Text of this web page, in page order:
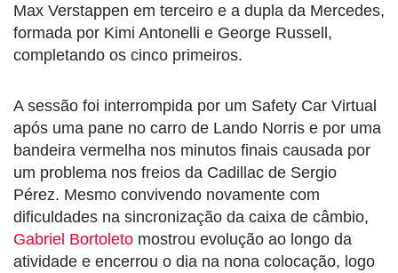
Max Verstappen em terceiro e a dupla da Mercedes,
formada por Kimi Antonelli e George Russell,
completando os cinco primeiros.
A sessão foi interrompida por um Safety Car Virtual
após uma pane no carro de Lando Norris e por uma
bandeira vermelha nos minutos finais causada por
um problema nos freios da Cadillac de Sergio
Pérez. Mesmo convivendo novamente com
dificuldades na sincronização da caixa de câmbio,
Gabriel Bortoleto mostrou evolução ao longo da
atividade e encerrou o dia na nona colocação, logo